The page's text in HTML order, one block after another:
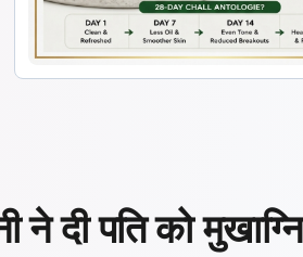
ने दी पति को मुखाग्नि